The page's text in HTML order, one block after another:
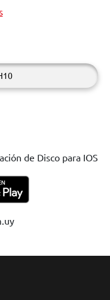
de Disco para IOS